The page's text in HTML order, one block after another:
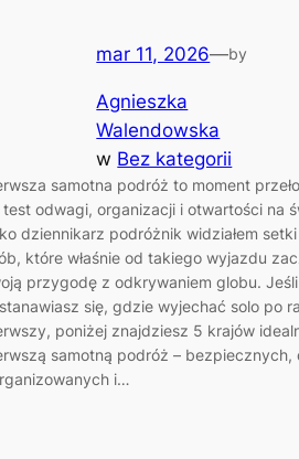
mar 11, 2026—by
Agnieszka
Walendowska
w Bez kategorii
samotna podróż to moment
test odwagi, organizacji i otwartości na
dziennikarz podróżnik widziałem
które właśnie od takiego wyjazdu
przygodę z odkrywaniem globu. Jeśli
się, gdzie wyjechać solo po
poniżej znajdziesz 5 krajów
samotną podróż – bezpiecznych,
i…